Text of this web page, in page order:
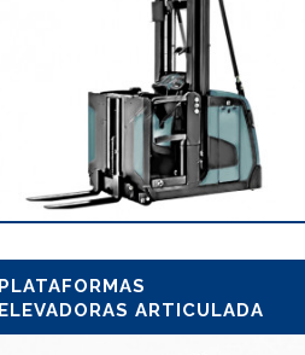
PLATAFORMAS
ELEVADORAS ARTICULADA